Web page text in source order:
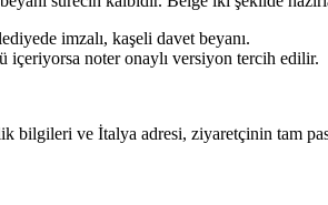
imzalı, kaşeli davet beyanı.
içeriyorsa noter onaylı versiyon tercih edilir.
ve İtalya adresi, ziyaretçinin tam